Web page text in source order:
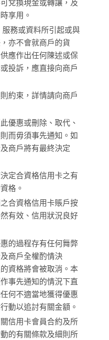
享用。
務或資料所引起或與
亦不會就商戶的貨
應作出任何陳述或保
投訴，應直接向商戶
約束，詳情請向商戶
優惠或刪除、取代、
而毋須事先通知。如
商戶將有最終決定
定合資格信用卡之有
格。
合資格信用卡賬戶按
有效、信用狀況良好
的過程存有任何舞弊
商戶全權酌情決
資格將會被取消。本
事先通知的情況下直
何不適當地獲得優惠
動以追討有關金額。
信用卡會員合約及所
的有關條款及細則所